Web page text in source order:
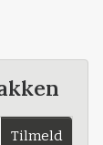
Tilmeld